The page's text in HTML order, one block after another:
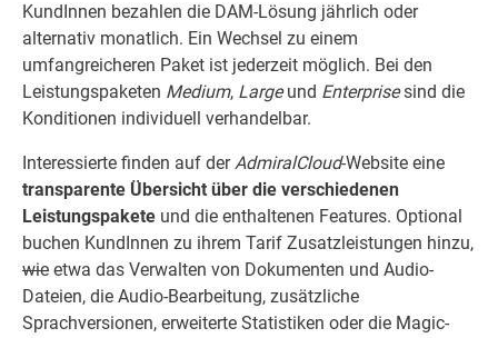
KundInnen bezahlen die DAM-Lösung jährlich oder
alternativ monatlich. Ein Wechsel zu einem
umfangreicheren Paket ist jederzeit möglich. Bei den
Leistungspaketen Medium, Largeund Enterprisesind die
Konditionen individuell verhandelbar.
Interessierte finden auf derAdmiralCloud-Website eine
transparente Übersicht über die verschiedenen
Leistungspakete und die enthaltenen Features. Optional
buchen KundInnen zu ihrem Tarif Zusatzleistungen hinzu,
wie etwa das Verwalten von Dokumenten und Audio-
Dateien, die Audio-Bearbeitung, zusätzliche
Sprachversionen, erweiterte Statistiken oder die Magic-